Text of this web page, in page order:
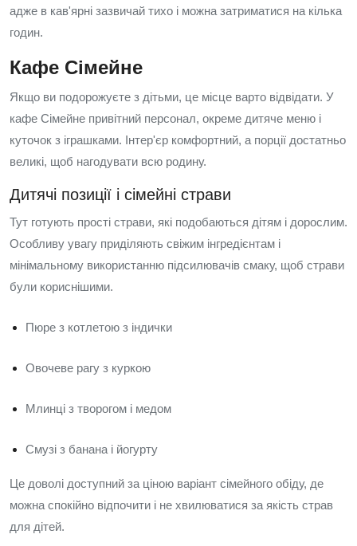
адже в кав'ярні зазвичай тихо і можна затриматися на кілька
годин.
Кафе Сімейне
Якщо ви подорожуєте з дітьми, це місце варто відвідати. У
кафе Сімейне привітний персонал, окреме дитяче меню і
куточок з іграшками. Інтер'єр комфортний, а порції достатньо
великі, щоб нагодувати всю родину.
Дитячі позиції і сімейні страви
Тут готують прості страви, які подобаються дітям і дорослим.
Особливу увагу приділяють свіжим інгредієнтам і
мінімальному використанню підсилювачів смаку, щоб страви
були кориснішими.
Пюре з котлетою з індички
Овочеве рагу з куркою
Млинці з творогом і медом
Смузі з банана і йогурту
Це доволі доступний за ціною варіант сімейного обіду, де
можна спокійно відпочити і не хвилюватися за якість страв
для дітей.